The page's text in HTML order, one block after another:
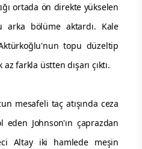
ortada ön direkte yükselen
arka bölüme aktardı. Kale
topu düzeltip
farkla üstten dışarı çıktı.
mesafeli taç atışında ceza
Johnson'ın çaprazdan
Altay iki hamlede meşin